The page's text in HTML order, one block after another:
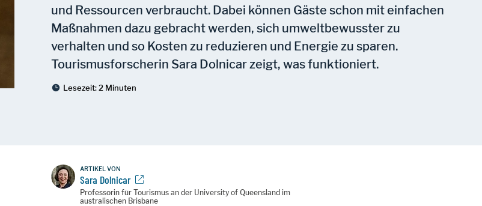
und Ressourcen verbraucht. Dabei können Gäste schon mit einfachen
Maßnahmen dazu gebracht werden, sich umweltbewusster zu
verhalten und so Kosten zu reduzieren und Energie zu sparen.
Tourismusforscherin Sara Dolnicar zeigt, was funktioniert.
Lesezeit:2 Minuten
ARTIKEL VON
Sara Dolnicar
Professorin für Tourismus an der University of Queensland im
australischen Brisbane